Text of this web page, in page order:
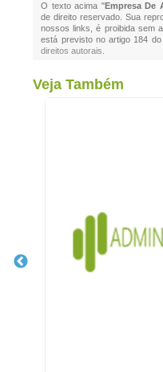
O texto acima "Empresa De
de direito reservado. Sua
nossos links, é proibida sem
está previsto no artigo 184
direitos autorais
Veja Também